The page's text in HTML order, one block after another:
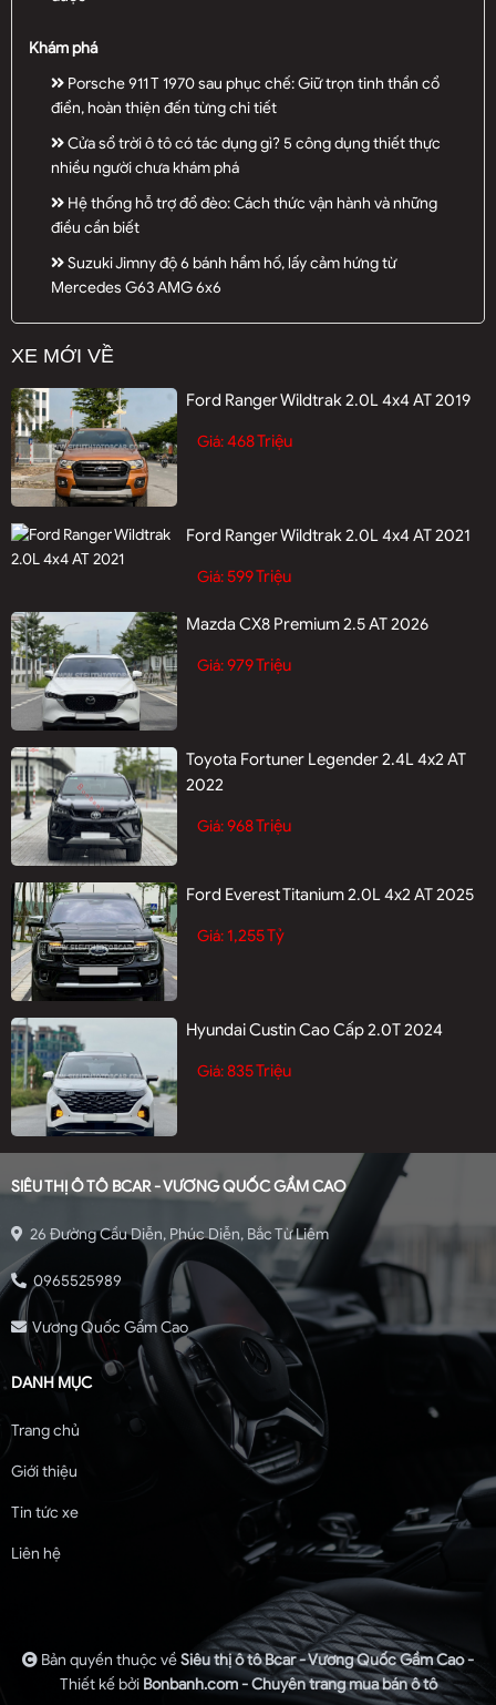
Khám phá
Porsche 911 T 1970 sau phục chế: Giữ trọn tinh thần cổ
điển, hoàn thiện đến từng chi tiết
Cửa sổ trời ô tô có tác dụng gì? 5 công dụng thiết thực
nhiều người chưa khám phá
Hệ thống hỗ trợ đổ đèo: Cách thức vận hành và những
điều cần biết
Suzuki Jimny độ 6 bánh hầm hố, lấy cảm hứng từ
Mercedes G63 AMG 6x6
XE MỚI VỀ
Ford Ranger Wildtrak 2.0L 4x4 AT 2019
Giá:468 Triệu
Ford Ranger Wildtrak 2.0L 4x4 AT 2021
Giá:599 Triệu
Mazda CX8 Premium 2.5 AT 2026
Giá:979 Triệu
Toyota Fortuner Legender 2.4L 4x2 AT
2022
Giá:968 Triệu
Ford Everest Titanium 2.0L 4x2 AT 2025
Giá: 1,255 Tỷ
Hyundai Custin Cao Cấp 2.0T 2024
Giá:835 Triệu
SIÊU THỊ Ô TÔ BCAR - VƯƠNG QUỐC GẦM CAO
26 Đường Cầu Diễn, Phúc Diễn, Bắc Từ Liêm
0965525989
Vương Quốc Gầm Cao
DANH MỤC
Trang chủ
Giới thiệu
Tin tức xe
Liên hệ
Bản quyền thuộc vềSiêu thị ô tô Bcar - Vương Quốc Gầm Cao -
Thiết kế bởi Bonbanh.com - Chuyên trang mua bán ô tô